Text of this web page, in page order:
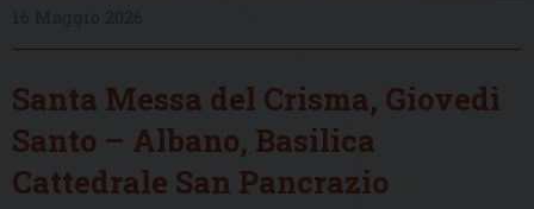
Santa Messa del Crisma, Giovedì
Santo – Albano, Basilica
Cattedrale San Pancrazio